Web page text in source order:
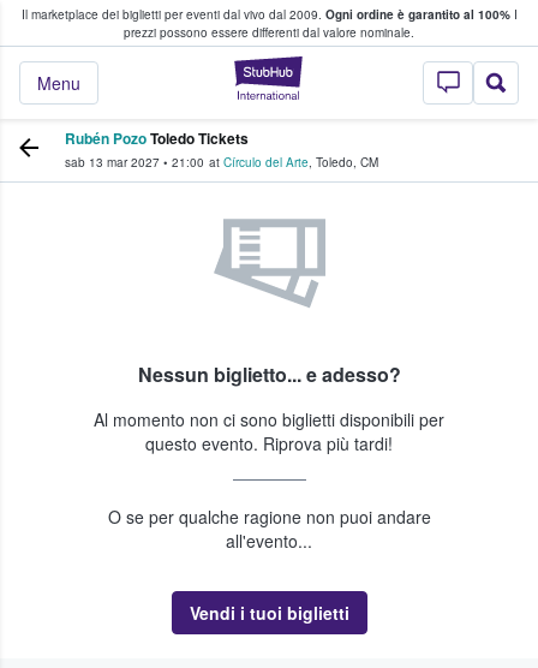
Il marketplace dei biglietti per eventi dal vivo dal 2009. Ogni ordine è garantito al 100%I
prezzi possono essere differenti dal valore nominale.
StubHub - Dove
Menu
fan comprano e vendono biglietti
Rubén PozoToledo Tickets
sab 13 mar 2027 • 21:00 at Círculo del Arte, Toledo, CM
Nessun biglietto... e adesso?
Al momento non ci sono biglietti disponibili per
questo evento. Riprova più tardi!
O se per qualche ragione non puoi andare
all'evento...
Vendi i tuoi biglietti